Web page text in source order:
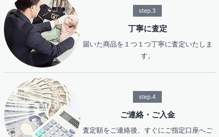
step.3
丁寧に査定
届いた商品を１つ１つ丁寧に査定いたしま
す。
step.4
ご連絡・ご入金
査定額をご連絡後、すぐにご指定口座へご